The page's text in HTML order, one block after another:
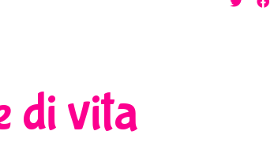
di vita